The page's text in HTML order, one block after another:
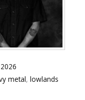
metal, lowlands